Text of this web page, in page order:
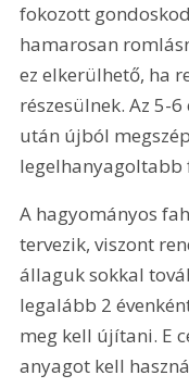
fokozott
hamarosan
ez elkerülhető, ha
részesülnek. Az 5-
után újból
legelhanyagoltabb
A hagyományos
tervezik, viszont
állaguk sokkal
legalább 2
meg kell újítani. E
anyagot kell